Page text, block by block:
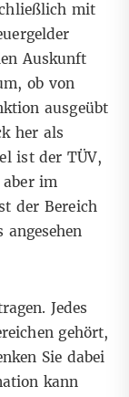
mit
Auskunft
ob von
ausgeübt
her als
ist der TÜV,
im
der Bereich
angesehen
Jedes
gehört,
Sie dabei
kann